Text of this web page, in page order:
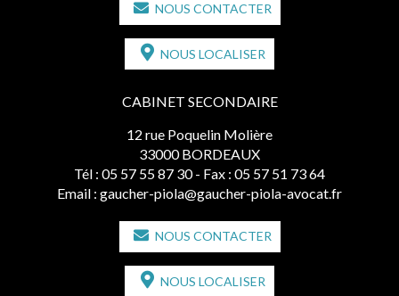
NOUS CONTACTER
NOUS LOCALISER
CABINET SECONDAIRE
12 rue Poquelin Molière
33000 BORDEAUX
Tél : 05 57 55 87 30 - Fax : 05 57 51 73 64
Email : gaucher-piola@gaucher-piola-avocat.fr
NOUS CONTACTER
NOUS LOCALISER